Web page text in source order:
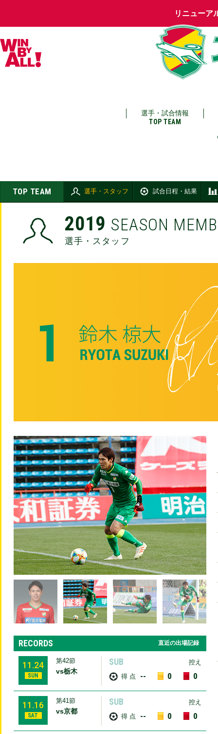
リニューア
選手・試合情報
TOP TEAM
TOP TEAM 選手・スタッフ 試合日程・結果
2019 SEASON
選手・スタッフ
RECORDS 直近の出場記録
11.24
SUN
第42節
vs栃木
SUB
控え
得 点
-- 0 0
11.16
SAT
第41節
vs京都
SUB
控え
得 点
-- 0 0